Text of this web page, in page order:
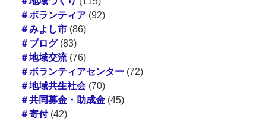
＃ボランティア(92)
＃みよし市(86)
＃ブログ(83)
＃地域交流(76)
＃ボランティアセンター(72)
＃地域共生社会(70)
＃共同募金・助成金(45)
＃寄付(42)